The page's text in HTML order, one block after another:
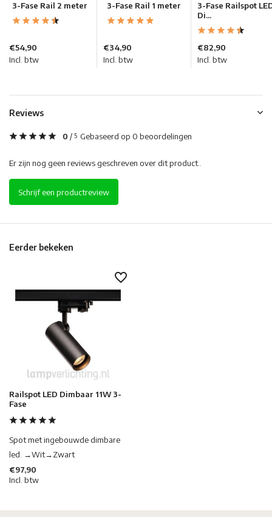
3-Fase Rail 2 meter
€54,90
Incl. btw
3-Fase Rail 1 meter
€34,90
Incl. btw
3-Fase Railspot
Di...
€82,90
Incl. btw
Reviews
0 / 5 Gebaseerd op 0 beoordelingen
Er zijn nog geen reviews geschreven over dit product..
Schrijf een productreview
Eerder bekeken
Railspot LED Dimbaar 11W 3-
Fase
Spot met ingebouwde dimbare
led. →Wit→Zwart
€97,90
Incl. btw